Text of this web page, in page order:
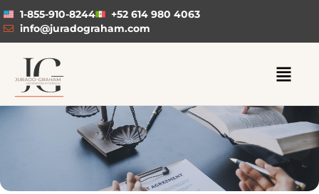
1-855-910-8244
+52 614 980 4063
info@juradograham.com